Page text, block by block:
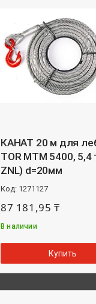
КАНАТ 20 м для
TOR МТМ 5400, 5,4
ZNL) d=20мм
1271127
87 181,95 ₸
В наличии
Купить